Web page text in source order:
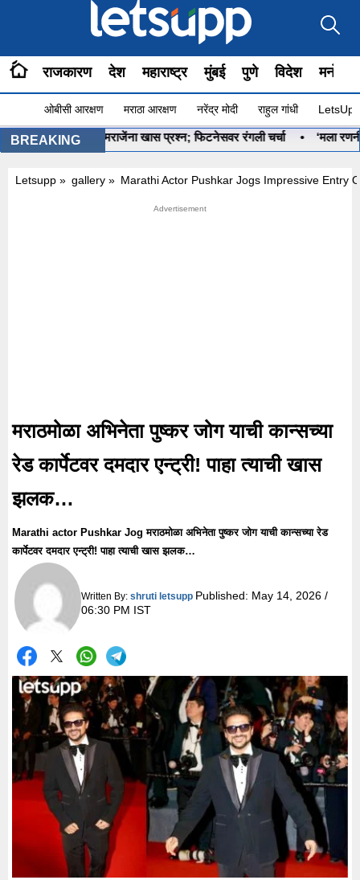
राजकारण देश महाराष्ट्र मुंबई पुणे विदेश
ओबीसी आरक्षण मराठा आरक्षण नरेंद्र मोदी राहुल गांधी
BREAKING
ओमराजेंना खास प्रश्न; फिटनेसवर रंगली चर्चा • ‘मला रणनीतीकारांची गरज
Letsupp » gallery » Marathi Actor Pushkar Jogs Impressive Entry
मराठमोळा अभिनेता पुष्कर जोग याची कान्सच्या
रेड कार्पेटवर दमदार एन्ट्री! पाहा त्याची खास
झलक…
Marathi actor Pushkar Jog मराठमोळा अभिनेता पुष्कर जोग याची कान्सच्या रेड
कार्पेटवर दमदार एन्ट्री! पाहा त्याची खास झलक…
Written By:shruti letsupp Published: May 14, 2026 /
06:30 PM IST